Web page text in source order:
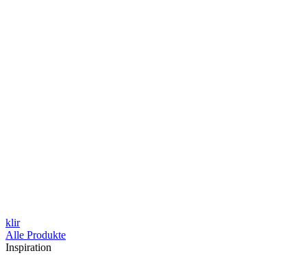
klir
Alle Produkte
Inspiration